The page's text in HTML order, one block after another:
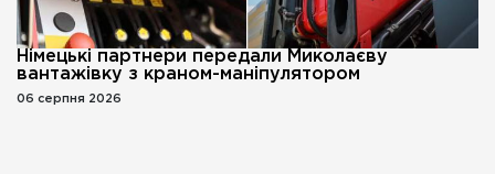
Німецькі партнери передали Миколаєву
вантажівку з краном-маніпулятором
06 серпня 2026